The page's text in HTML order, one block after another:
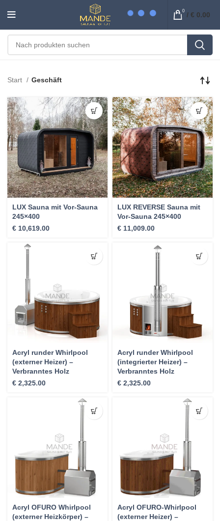
0 / € 0.00
Start Geschäft
LUX Sauna mit Vor-Sauna
245×400
€ 10,619.00
LUX REVERSE Sauna mit
Vor-Sauna 245×400
€ 11,009.00
Acryl runder Whirlpool
(externer Heizer) –
Verbranntes Holz
€ 2,325.00
Acryl runder Whirlpool
(integrierter Heizer) –
Verbranntes Holz
€ 2,325.00
Acryl OFURO Whirlpool
(externer Heizkörper) –
Acryl OFURO-Whirlpool
(externer Heizer) –